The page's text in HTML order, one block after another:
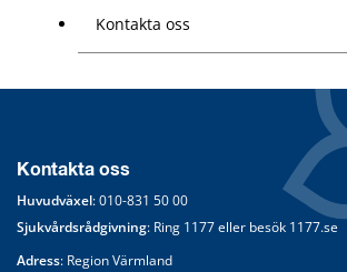
Kontakta oss
Kontakta oss
Huvudväxel: 010-831 50 00
Sjukvårdsrådgivning: Ring 1177 eller besök 1177.se
Adress: Region Värmland